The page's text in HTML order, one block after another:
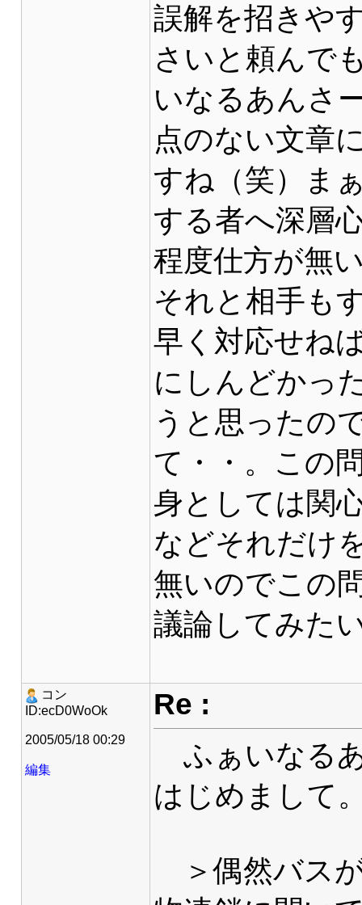
誤解を招きや
さいと頼んで
いなるあんさ
点のない文章
すね（笑）ま
する者へ深層
程度仕方が無
それと相手も
早く対応せね
にしんどかっ
うと思ったの
て・・。この
身としては関
などそれだけ
無いのでこの
議論してみた
コン
ID:ecD0WoOk
2005/05/18 00:29
編集
Re :
ふぁいなる
はじめまして
＞偶然バス